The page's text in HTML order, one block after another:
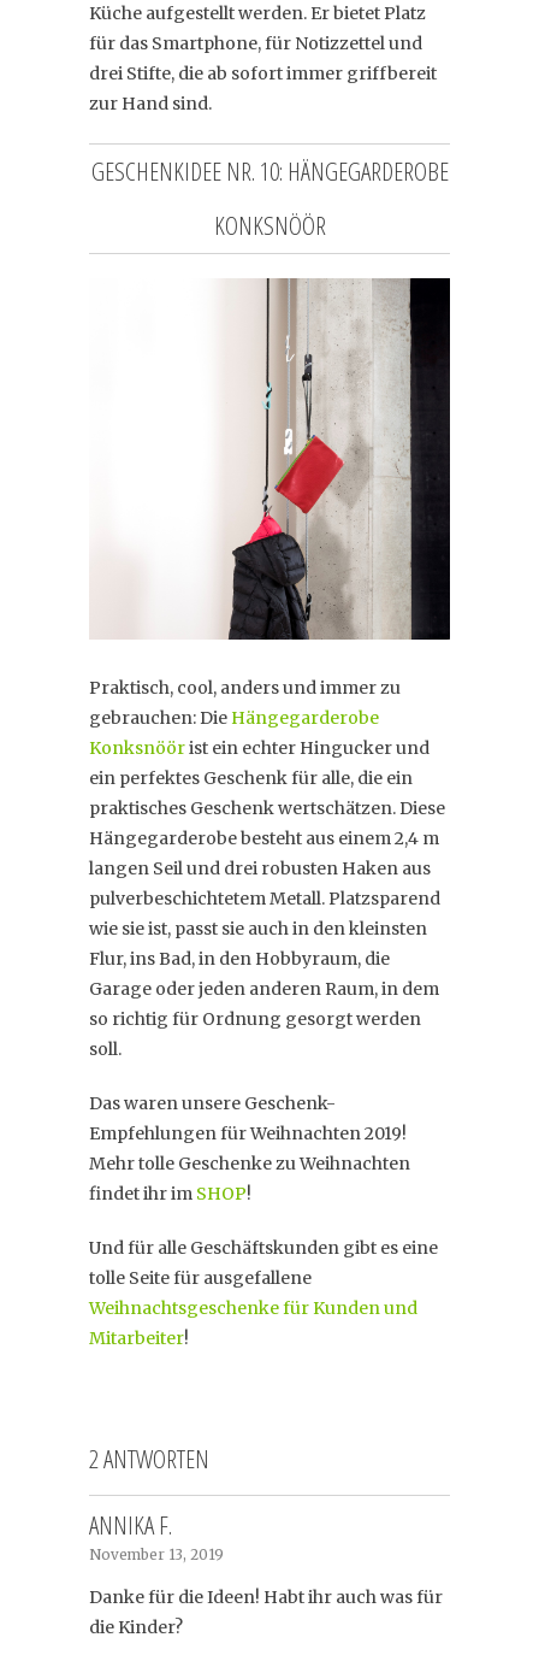
Küche aufgestellt werden. Er bietet Platz
für das Smartphone, für Notizzettel und
drei Stifte, die ab sofort immer griffbereit
zur Hand sind.
GESCHENKIDEE NR. 10: HÄNGEGARDEROBE
KONKSNÖÖR
Praktisch, cool, anders und immer zu
gebrauchen: Die Hängegarderobe
Konksnöörist ein echter Hingucker und
ein perfektes Geschenk für alle, die ein
praktisches Geschenk wertschätzen. Diese
Hängegarderobe besteht aus einem 2,4 m
langen Seil und drei robusten Haken aus
pulverbeschichtetem Metall. Platzsparend
wie sie ist, passt sie auch in den kleinsten
Flur, ins Bad, in den Hobbyraum, die
Garage oder jeden anderen Raum, in dem
so richtig für Ordnung gesorgt werden
soll.
Das waren unsere Geschenk-
Empfehlungen für Weihnachten 2019!
Mehr tolle Geschenke zu Weihnachten
findet ihr im SHOP!
Und für alle Geschäftskunden gibt es eine
tolle Seite für ausgefallene
Weihnachtsgeschenke für Kunden und
Mitarbeiter!
2 ANTWORTEN
ANNIKA F.
November 13, 2019
Danke für die Ideen! Habt ihr auch was für
die Kinder?